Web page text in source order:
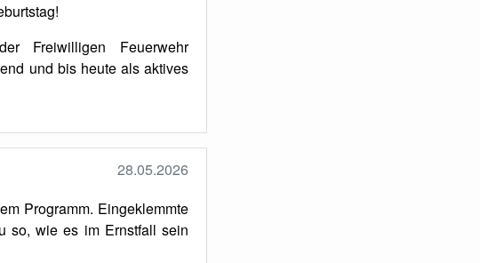
Freiwilligen Feuerwehr
und bis heute als aktives
28.05.2026
Programm. Eingeklemmte
so, wie es im Ernstfall sein